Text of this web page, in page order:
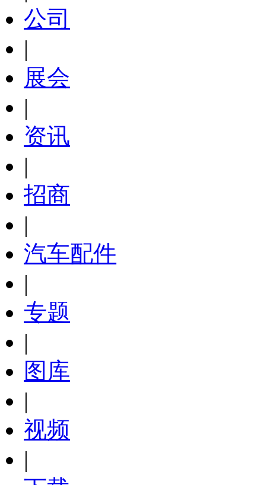
公司
|
展会
|
资讯
|
招商
|
汽车配件
|
专题
|
图库
|
视频
|